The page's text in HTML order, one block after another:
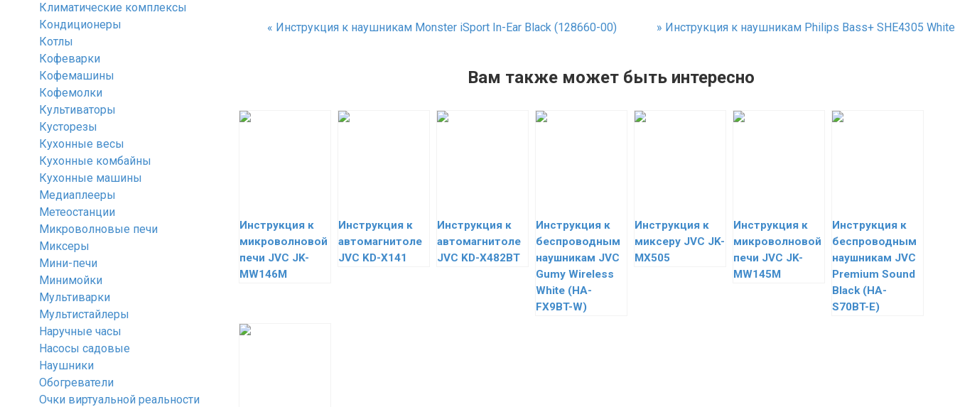
« Инструкция к наушникам Monster iSport In-Ear Black (128660-00) » Инструкция к наушникам Philips Bass+ SHE4305 White
Вам также может быть интересно
Инструкция к
микроволновой
печи JVC JK-
MW146M
Инструкция к
автомагнитоле
JVC KD-X141
Инструкция к
автомагнитоле
JVC KD-X482BT
Инструкция к
беспроводным
наушникам JVC
Gumy Wireless
White (HA-
FX9BT-W)
Инструкция к
миксеру JVC JK-
MX505
Инструкция к
микроволновой
печи JVC JK-
MW145M
Инструкция к
беспроводным
наушникам JVC
Premium Sound
Black (HA-
S70BT-E)
Климатические комплексы
Кондиционеры
Котлы
Кофеварки
Кофемашины
Кофемолки
Культиваторы
Кусторезы
Кухонные весы
Кухонные комбайны
Кухонные машины
Медиаплееры
Метеостанции
Микроволновые печи
Миксеры
Мини-печи
Минимойки
Мультиварки
Мультистайлеры
Наручные часы
Насосы садовые
Наушники
Обогреватели
Очки виртуальной реальности